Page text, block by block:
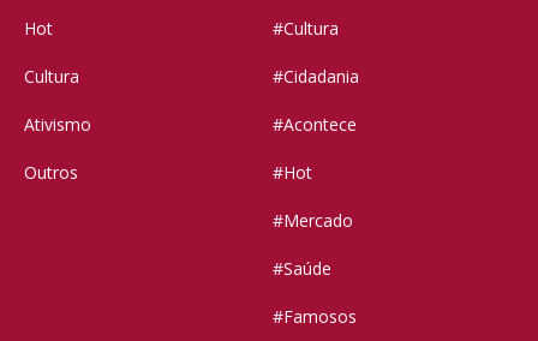
Hot
Cultura
Ativismo
Outros
#Cultura
#Cidadania
#Acontece
#Hot
#Mercado
#Saúde
#Famosos